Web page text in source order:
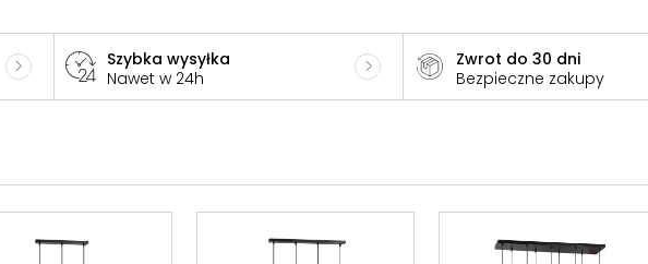
Szybka wysyłka
Nawet w 24h
Zwrot do 30 dni
Bezpieczne zakupy